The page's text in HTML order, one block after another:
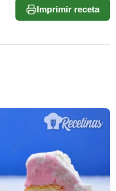
Imprimir receta